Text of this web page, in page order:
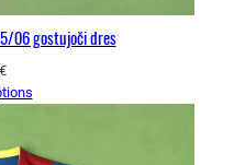
06 gostujoči dres
€